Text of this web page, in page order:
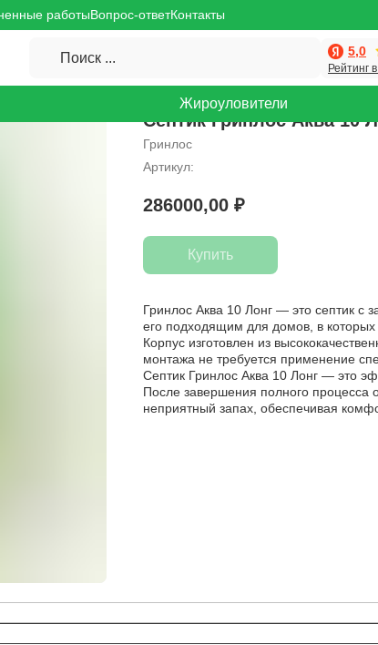
работыВопрос-ответКонтакты
Поиск ...
Рейтинг
5,0
Жироуловители
Септик Гринлос Аква 10
Гринлос
Артикул:
286000,00 ₽
Купить
Гринлос Аква 10 Лонг — это септик с
его подходящим для домов, в
Корпус изготовлен из
монтажа не требуется применение
Септик Гринлос Аква 10 Лонг — это
После завершения полного процесса
неприятный запах, обеспечивая